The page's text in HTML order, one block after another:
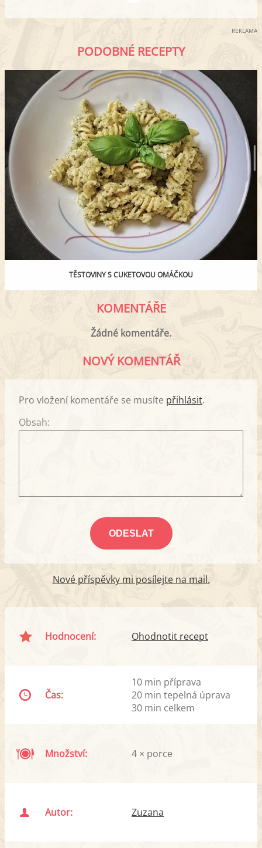
REKLAMA
PODOBNÉ RECEPTY
TĚSTOVINY S CUKETOVOU OMÁČKOU
KOMENTÁŘE
Žádné komentáře.
NOVÝ KOMENTÁŘ
Pro vložení komentáře se musíte přihlásit.
Obsah:
Nové příspěvky mi posílejte na mail.
Hodnocení: Ohodnotit recept
Čas:
10 min příprava
20 min tepelná úprava
30 min celkem
Množství: 4 × porce
Autor: Zuzana